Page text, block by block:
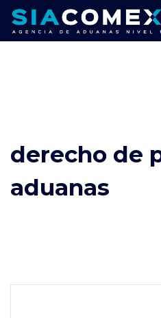
derecho de
aduanas